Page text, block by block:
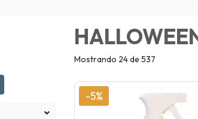
Mostrando 24 de 537
-5%